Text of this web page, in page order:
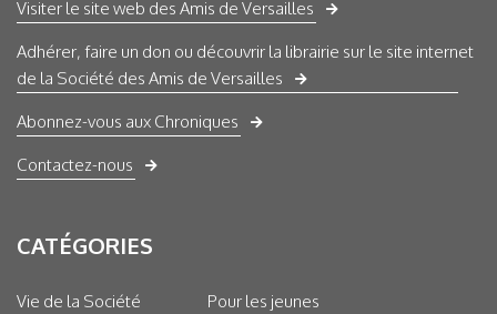
Visiter le site web des Amis de Versailles
Adhérer, faire un don ou découvrir la librairie sur le site internet
de la Société des Amis de Versailles
Abonnez-vous aux Chroniques
Contactez-nous
CATÉGORIES
Vie de la Société
Pour les jeunes